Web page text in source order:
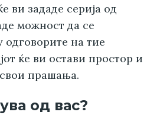
ви зададе серија од
можност да се
одговорите на тие
ќе ви остави простор и
прашања.
од вас?